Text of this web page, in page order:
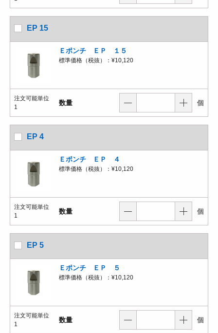
EP 15
Ｅポンチ ＥＰ １５
標準価格（税抜）： ¥10,120
注文可能単位
1
数量 個
EP 4
Ｅポンチ ＥＰ ４
標準価格（税抜）： ¥10,120
注文可能単位
1
数量 個
EP 5
Ｅポンチ ＥＰ ５
標準価格（税抜）： ¥10,120
注文可能単位
1
数量 個